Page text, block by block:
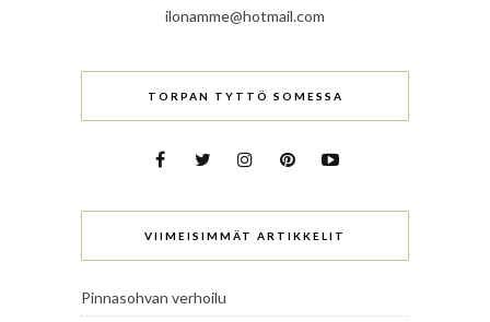
ilonamme@hotmail.com
TORPAN TYTTÖ SOMESSA
VIIMEISIMMÄT ARTIKKELIT
Pinnasohvan verhoilu